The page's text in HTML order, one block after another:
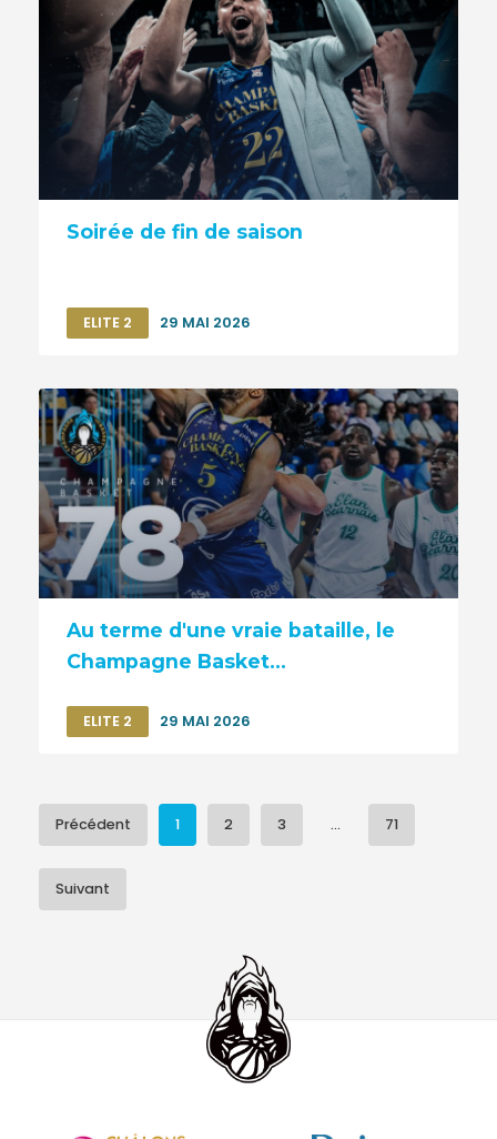
Soirée de fin de saison
ELITE 2 29 MAI 2026
Au terme d'une vraie bataille, le
Champagne Basket...
ELITE 2 29 MAI 2026
Précédent 1 2 3 ... 71
Suivant